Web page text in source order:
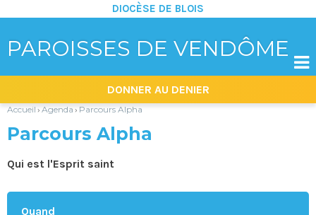
PAROISSES DE VENDÔME
DIOCÈSE DE BLOIS
|
Aller
navigation
DONNER AU DENIER

Accueil › Agenda › Parcours Alpha
Parcours Alpha
Qui est l'Esprit saint
Quand